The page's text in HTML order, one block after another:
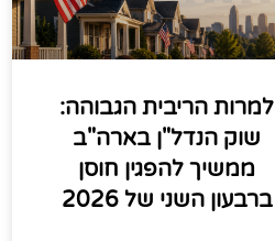
למרות הריבית הגבוהה:
שוק הנדל"ן בארה"ב
ממשיך להפגין חוסן
ברבעון השני של 2026